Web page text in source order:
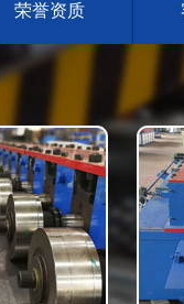
荣誉资质